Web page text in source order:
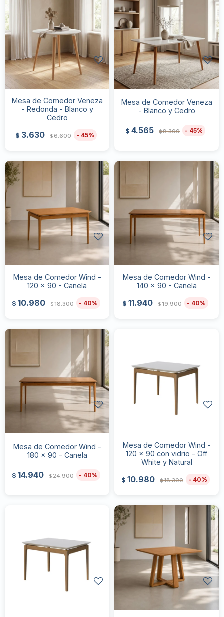
Mesa de Comedor Veneza
- Redonda - Blanco y
Cedro
$ 3.630 $6.600 45
Mesa de Comedor Veneza
- Blanco y Cedro
$ 4.565 $8.300 45
Mesa de Comedor Wind -
120 x 90 - Canela
$ 10.980 $18.300 40
Mesa de Comedor Wind -
140 x 90 - Canela
$ 11.940 $19.900 40
Mesa de Comedor Wind -
180 x 90 - Canela
$ 14.940 $24.900 40
Mesa de Comedor Wind -
120 x 90 con vidrio - Off
White y Natural
$ 10.980 $18.300 40